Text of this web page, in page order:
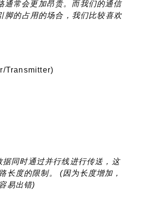
通常会更加昂贵。而我们的通信
脚的占用的场合，我们比较喜欢
Transmitter)
同时通过并行线进行传送，这
长度的限制。 (因为长度增加，
易出错)